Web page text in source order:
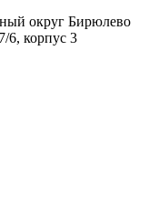
округ Бирюлево
6, корпус 3